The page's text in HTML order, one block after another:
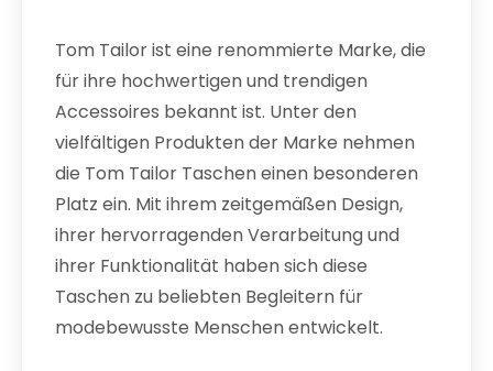
Tom Tailor ist eine renommierte Marke, die
für ihre hochwertigen und trendigen
Accessoires bekannt ist. Unter den
vielfältigen Produkten der Marke nehmen
die Tom Tailor Taschen einen besonderen
Platz ein. Mit ihrem zeitgemäßen Design,
ihrer hervorragenden Verarbeitung und
ihrer Funktionalität haben sich diese
Taschen zu beliebten Begleitern für
modebewusste Menschen entwickelt.